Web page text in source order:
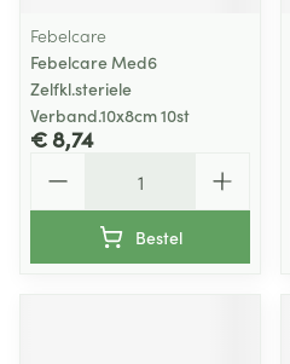
Febelcare
Febelcare Med6
Zelfkl.steriele
Verband.10x8cm 10st
€ 8,74
Bestel